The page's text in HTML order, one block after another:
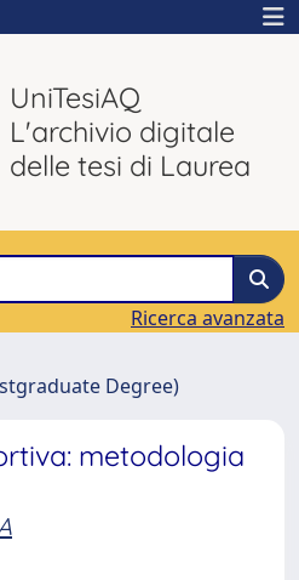
UniTesiAQ
L'archivio digitale
delle tesi di Laurea
Ricerca avanzata
Degree)
metodologia